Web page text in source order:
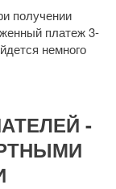
получении
платеж 3-
немного
-